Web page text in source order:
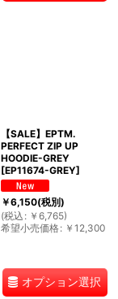
【SALE】EPTM.
PERFECT ZIP UP
HOODIE-GREY
[EP11674-GREY]
￥6,150(税別)
(税込 : ￥ 6,765)
希望小売価格: ￥ 12,300
オプション選択